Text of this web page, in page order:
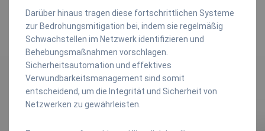
Darüber hinaus tragen diese fortschrittlichen Systeme
zur Bedrohungsmitigation bei, indem sie regelmäßig
Schwachstellen im Netzwerk identifizieren und
Behebungsmaßnahmen vorschlagen.
Sicherheitsautomation und effektives
Verwundbarkeitsmanagement sind somit
entscheidend, um die Integrität und Sicherheit von
Netzwerken zu gewährleisten.